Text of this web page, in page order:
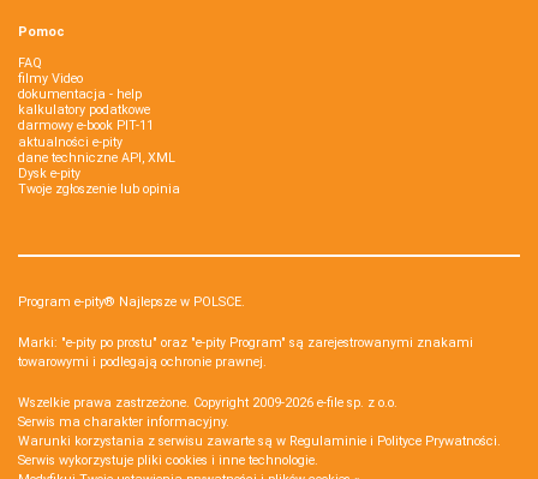
Pomoc
FAQ
filmy Video
dokumentacja - help
kalkulatory podatkowe
darmowy e-book PIT-11
aktualności e-pity
dane techniczne API, XML
Dysk e-pity
Twoje zgłoszenie lub opinia
Program e-pity® Najlepsze w POLSCE.
Marki: "e-pity po prostu" oraz "e-pity Program" są zarejestrowanymi znakami
towarowymi i podlegają ochronie prawnej.
Wszelkie prawa zastrzeżone. Copyright 2009-2026 e-file sp. z o.o.
Serwis ma charakter informacyjny.
Warunki korzystania z serwisu zawarte są w Regulaminie i Polityce Prywatności.
Serwis wykorzystuje pliki cookies i inne technologie.